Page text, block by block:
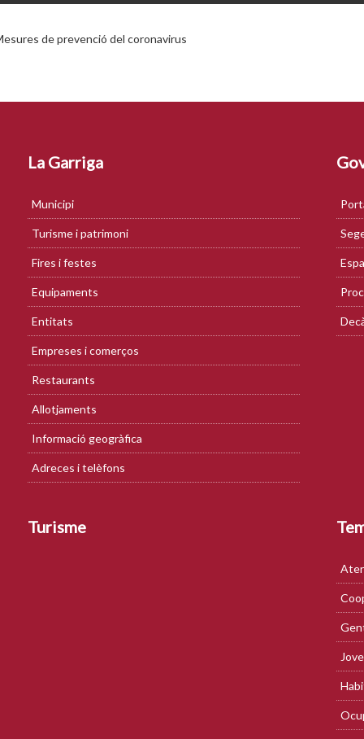
de prevenció del coronavirus
La Garriga
Municipi
Turisme i patrimoni
Fires i festes
Equipaments
Entitats
Empreses i comerços
Restaurants
Allotjaments
Informació geogràfica
Adreces i telèfons
Turisme